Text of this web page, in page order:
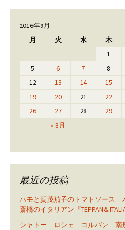
2016年9月
月
火 水 木
« 8月
1
5
6 7 8
12
13 14 15
19
20 21 22
26
27 28 29
最近の投稿
ハモと賀茂茄子のトマトソース
斎橋のイタリアン『TEPPAN＆
シャトー ロシェ コルバン 南